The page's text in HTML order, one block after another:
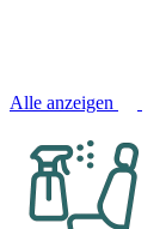
Alle anzeigen